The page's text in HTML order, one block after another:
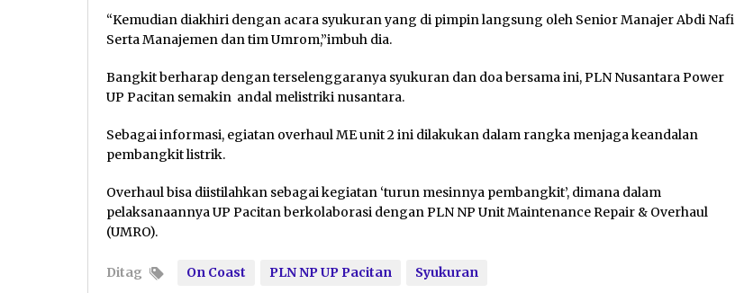
“Kemudian diakhiri dengan acara syukuran yang di pimpin langsung oleh Senior Manajer Abdi Nafi
Serta Manajemen dan tim Umrom,”imbuh dia.
Bangkit berharap dengan terselenggaranya syukuran dan doa bersama ini, PLN Nusantara Power
UP Pacitan semakin andal melistriki nusantara.
Sebagai informasi, egiatan overhaul ME unit 2 ini dilakukan dalam rangka menjaga keandalan
pembangkit listrik.
Overhaul bisa diistilahkan sebagai kegiatan ‘turun mesinnya pembangkit’, dimana dalam
pelaksanaannya UP Pacitan berkolaborasi dengan PLN NP Unit Maintenance Repair & Overhaul
(UMRO).
Ditag On Coast PLN NP UP Pacitan Syukuran